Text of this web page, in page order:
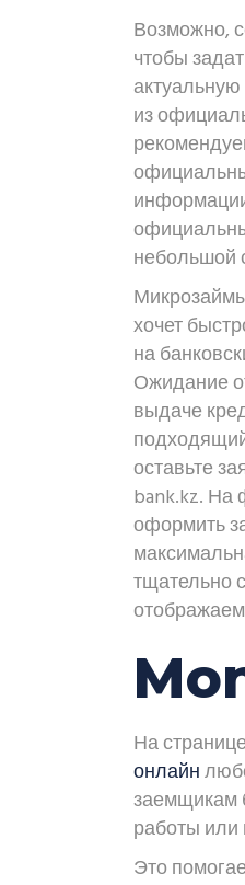
Возможно,
чтобы
из
небольшой
хочет
на
Ожидание
выдаче
оставьте
bank.kz. На
оформить
тщательно
На
онлайн
заемщикам
работы или
Это